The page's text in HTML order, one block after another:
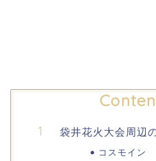
袋井花火大会周辺
コスモイン